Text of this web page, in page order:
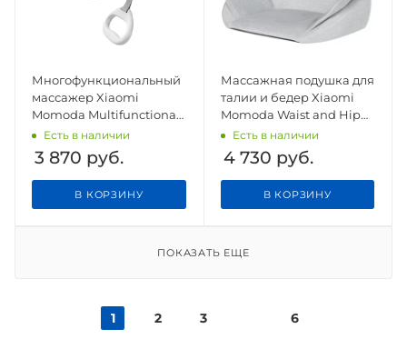
Многофункциональный
массажер Xiaomi
Momoda Multifunctional
Massage Fascia Belt
(SX302)
Есть в наличии
3 870 руб.
В КОРЗИНУ
Массажная подушка для
талии и бедер Xiaomi
Momoda Waist and Hip
Massage Cushion (SX352)
Есть в наличии
4 730 руб.
В КОРЗИНУ
ПОКАЗАТЬ ЕЩЕ
1 2 3 6